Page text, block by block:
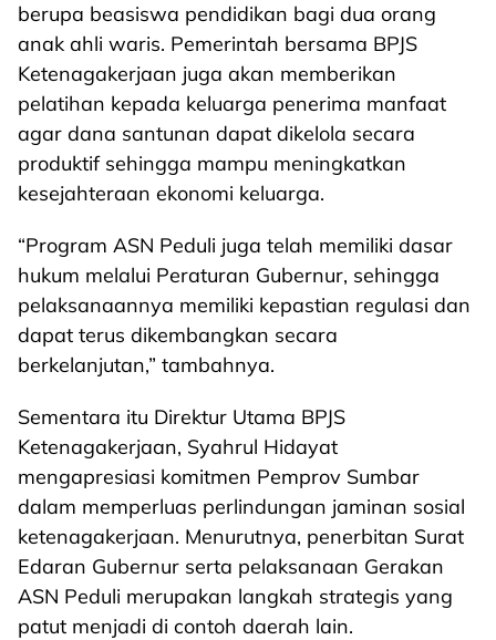
berupa beasiswa pendidikan bagi dua orang
anak ahli waris. Pemerintah bersama BPJS
Ketenagakerjaan juga akan memberikan
pelatihan kepada keluarga penerima manfaat
agar dana santunan dapat dikelola secara
produktif sehingga mampu meningkatkan
kesejahteraan ekonomi keluarga.
“Program ASN Peduli juga telah memiliki dasar
hukum melalui Peraturan Gubernur, sehingga
pelaksanaannya memiliki kepastian regulasi dan
dapat terus dikembangkan secara
berkelanjutan,” tambahnya.
Sementara itu Direktur Utama BPJS
Ketenagakerjaan, Syahrul Hidayat
mengapresiasi komitmen Pemprov Sumbar
dalam memperluas perlindungan jaminan sosial
ketenagakerjaan. Menurutnya, penerbitan Surat
Edaran Gubernur serta pelaksanaan Gerakan
ASN Peduli merupakan langkah strategis yang
patut menjadi di contoh daerah lain.